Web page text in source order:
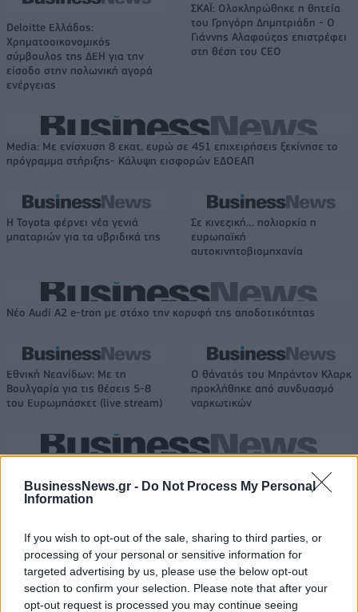
BusinessNews.gr - Do Not Process My Personal
Information
If you wish to opt-out of the sale, sharing to third parties, or
processing of your personal or sensitive information for
targeted advertising by us, please use the below opt-out
section to confirm your selection. Please note that after your
opt-out request is processed you may continue seeing
Deloitte Ελλάδος:
Χρηματοοικονομικός
σύμβουλος της ΔΕΗ για την
είσοδο στην πολωνική αγορά
ενέργειας
ΣΚΑΪ: Ολοκληρώθηκε η θητεία
του Γρηγόρη Δημητριάδη - Ο
Γιάννης Αλαφούζος επιστρέφει
στη θέση του CEO
Media: Με ενίσχυση 8 εκατ. ευρώ σε 451 επιχειρήσεις ξεκίνησε το
πρόγραμμα στήριξης- Κάλυψη εισφορών ΕΔΟΕΑΠ
Η Toyota φέρνει νέα γενιά
μπαταριών για τα υβριδικά της
Σε κινεζική… πολιορκία η
ευρωπαϊκή
αυτοκινητοβιομηχανία
Νέο Audi A2 e-tron με στόχο την κορυφή της αποδοτικότητας
Εθνική Νεανίδων: Με τη
Βουλγαρία για τις θέσεις 5-8
του Ευρωμπάσκετ (live stream)
O θάνατός του Μπράντον Κλαρκ
προκλήθηκε από συνδυασμό
ναρκωτικών
Χρηματοδότηση 8 εκατ. ευρώ
σε 843 μέσα ενημέρωσης-
Ξεκίνησε το πενταετές
πρόγραμμα ενίσχυσης του
Τύπου
Metlen: Ρεκόρ EBITDA στο α'
εξάμηνο, στα 550 εκατ. ευρώ –
Καθαρά κέρδη 313 εκατ. ευρώ